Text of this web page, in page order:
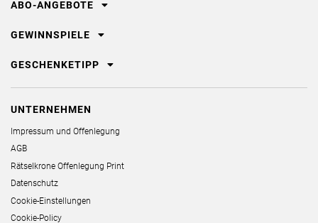
ABO-ANGEBOTE
GEWINNSPIELE
GESCHENKETIPP
UNTERNEHMEN
Impressum und Offenlegung
AGB
Rätselkrone Offenlegung Print
Datenschutz
Cookie-Einstellungen
Cookie-Policy